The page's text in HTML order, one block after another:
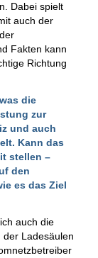
Dabei spielt
auch der
Fakten kann
Richtung
die
zur
und auch
Kann das
stellen –
den
es das Ziel
auch die
der Ladesäulen